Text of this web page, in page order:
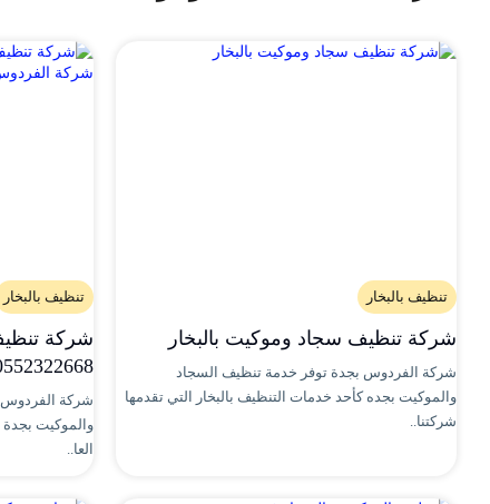
تنظيف بالبخار
شركة تنظيف سجاد وموكيت بالبخار
شركة الفردوس بجدة توفر خدمة تنظيف السجاد
والموكيت بجده كأحد خدمات التنظيف بالبخار التي تقدمها
شركتنا..
تنظيف بالبخار
شركة
0552322668 شركة الفردوس
شركة الفردوس
والموكيت بجدة
العا..